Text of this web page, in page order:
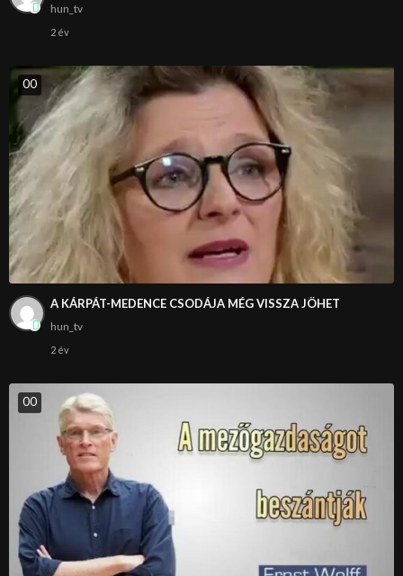
hun_tv
2 év
00
A KÁRPÁT-MEDENCE CSODÁJA MÉG VISSZA JÖHET
hun_tv
2 év
00